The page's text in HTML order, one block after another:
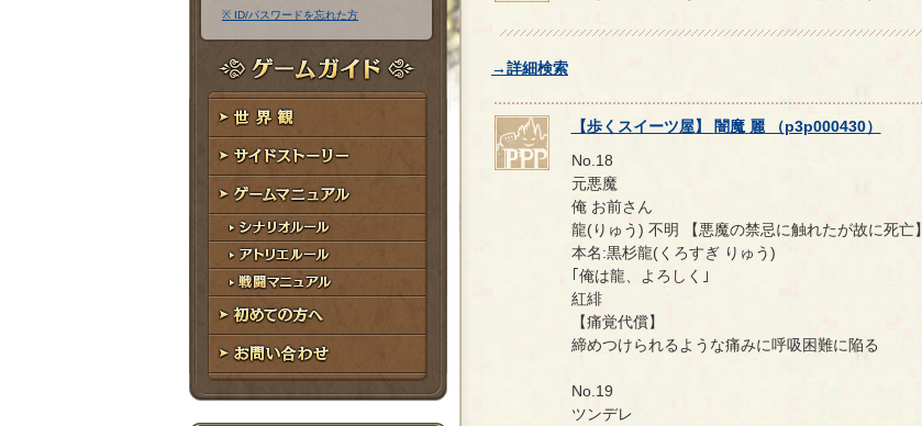
ア
ド
レ
ス
ー
ド
※ ID/パスワードを忘れた方
ゲームガイド
世界観
サイドストーリー
ゲームマニュアル
シナリオルール
アトリエルール
戦闘マニュアル
初めての方へ
お問い合わせ
→詳細検索
【歩くスイーツ屋】 闇魔 麗（p3p000430）
No.18
元悪魔
俺 お前さん
龍(りゅう) 不明 【悪魔の禁忌に触れたが故に死亡】
本名:黒杉龍(くろすぎ りゅう)
｢俺は龍、よろしく｣
紅緋
【痛覚代償】
締めつけられるような痛みに呼吸困難に陥る
No.19
ツンデレ